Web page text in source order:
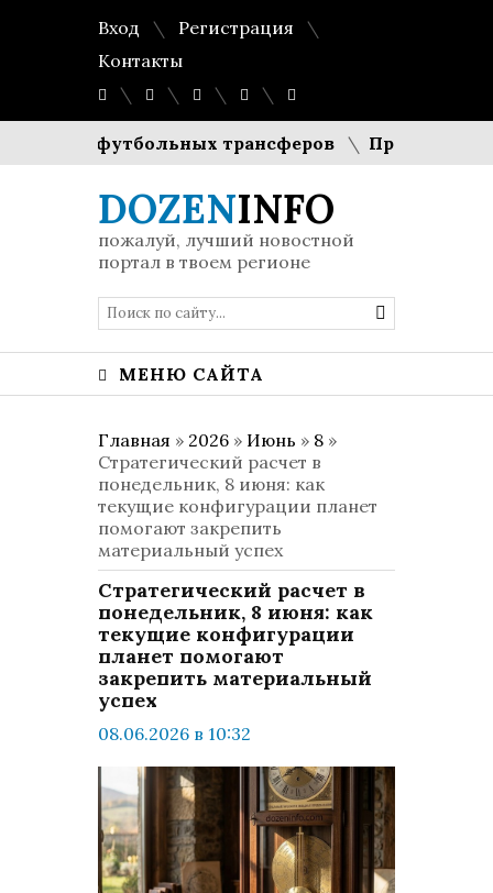
Вход
Регистрация
Контакты
футбольных трансферов Праздник в
DOZENINFO
пожалуй, лучший новостной
портал в твоем регионе
МЕНЮ САЙТА
Главная » 2026 » Июнь » 8 »
Стратегический расчет в
понедельник, 8 июня: как
текущие конфигурации планет
помогают закрепить
материальный успех
Стратегический расчет в
понедельник, 8 июня: как
текущие конфигурации
планет помогают
закрепить материальный
успех
08.06.2026 в 10:32
комментариев: 0
LifeStyle